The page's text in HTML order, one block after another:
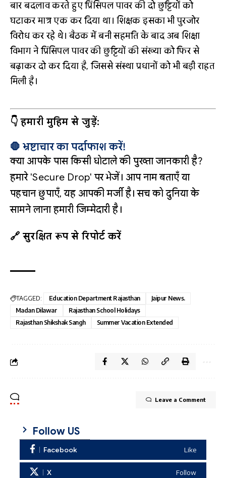
बार बदलाव करते हुए प्रिंसिपल पावर की दो छुट्टियों को
घटाकर मात्र एक कर दिया था। शिक्षक इसका भी पुरजोर
विरोध कर रहे थे। बैठक में बनी सहमति के बाद अब शिक्षा
विभाग ने प्रिंसिपल पावर की छुट्टियों की संख्या को फिर से
बढ़ाकर दो कर दिया है, जिससे संस्था प्रधानों को भी बड़ी राहत
मिली है।
👇 हमारी मुहिम से जुड़ें:
🛑 भ्रष्टाचार का पर्दाफाश करें!
क्या आपके पास किसी घोटाले की पुख्ता जानकारी है?
हमारे 'Secure Drop' पर भेजें। आप नाम बताएँ या
पहचान छुपाएँ, यह आपकी मर्जी है। सच को दुनिया के
सामने लाना हमारी जिम्मेदारी है।
🔗 सुरक्षित रूप से रिपोर्ट करें
TAGGED: Education Department Rajasthan
Jaipur News.
Madan Dilawar
Rajasthan School Holidays
Rajasthan Shikshak Sangh
Summer Vacation Extended
Leave a Comment
Follow US
Facebook Like
X Follow